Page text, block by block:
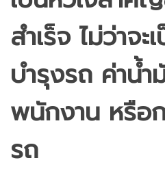
สำเร็จ ไม่ว่าจ
บำรุงรถ ค่าน้ำ
พนักงาน หรือ
รถ